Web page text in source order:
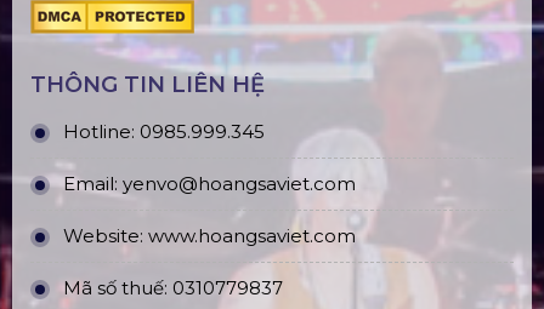
THÔNG TIN LIÊN HỆ
Hotline: 0985.999.345
Email: yenvo@hoangsaviet.com
Website: www.hoangsaviet.com
Mã số thuế: 0310779837